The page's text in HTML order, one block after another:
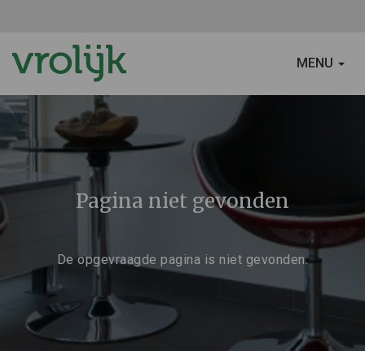
SCHAKEL
MENU
Pagina niet gevonden
De opgevraagde pagina is niet gevonden.